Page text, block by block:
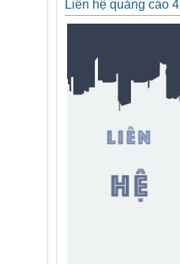
Liên hệ quảng cáo 4